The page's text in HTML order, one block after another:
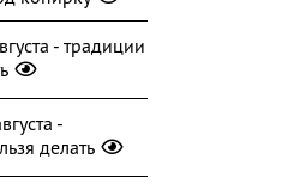
- традиции
-
делать